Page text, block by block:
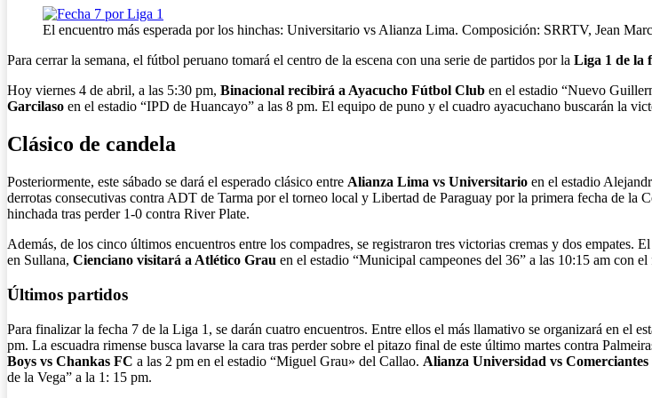
El encuentro más esperada por los hinchas: Universitario vs Alianza Lima. Composición: SRRTV, Jean
Para cerrar la semana, el fútbol peruano tomará el centro de la escena con una serie de partidos por la Liga 1 de la
Hoy viernes 4 de abril, a las 5:30 pm, Binacional recibirá a Ayacucho Fútbol Club en el estadio “Nuevo
Garcilaso en el estadio “IPD de Huancayo” a las 8 pm. El equipo de puno y el cuadro ayacuchano buscarán la
Clásico de candela
Posteriormente, este sábado se dará el esperado clásico entre Alianza Lima vs Universitario en el estadio
derrotas consecutivas contra ADT de Tarma por el torneo local y Libertad de Paraguay por la primera fecha de la
hinchada tras perder 1-0 contra River Plate.
Además, de los cinco últimos encuentros entre los compadres, se registraron tres victorias cremas y dos
en Sullana, Cienciano visitará a Atlético Grau en el estadio “Municipal campeones del 36” a las 10:15 am con
Últimos partidos
Para finalizar la fecha 7 de la Liga 1, se darán cuatro encuentros. Entre ellos el más llamativo se organizará en el
pm. La escuadra rimense busca lavarse la cara tras perder sobre el pitazo final de este último martes contra
Boys vs Chankas FC a las 2 pm en el estadio “Miguel Grau» del Callao. Alianza Universidad vs Comerciantes
de la Vega” a la 1: 15 pm.